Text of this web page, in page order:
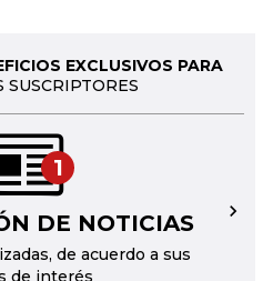
EXCLUSIVOS PARA
SUSCRIPTORES
1
DE NOTICIAS
de acuerdo a sus
de interés
→